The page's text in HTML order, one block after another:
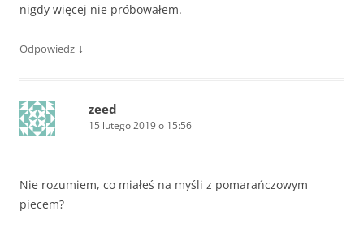
nigdy więcej nie próbowałem.
Odpowiedz ↓
zeed
15 lutego 2019 o 15:56
Nie rozumiem, co miałeś na myśli z pomarańczowym
piecem?